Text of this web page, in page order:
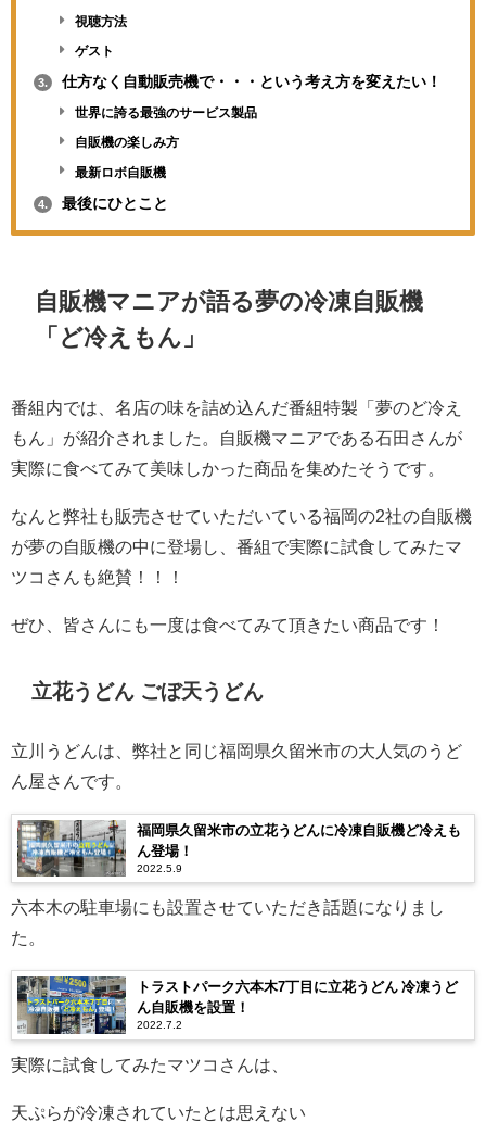
視聴方法
ゲスト
3. 仕方なく自動販売機で・・・という考え方を変えたい！
世界に誇る最強のサービス製品
自販機の楽しみ方
最新ロボ自販機
4. 最後にひとこと
自販機マニアが語る夢の冷凍自販機
「ど冷えもん」
番組内では、名店の味を詰め込んだ番組特製「夢のど冷え
もん」が紹介されました。自販機マニアである石田さんが
実際に食べてみて美味しかった商品を集めたそうです。
なんと弊社も販売させていただいている福岡の2社の自販機
が夢の自販機の中に登場し、番組で実際に試食してみたマ
ツコさんも絶賛！！！
ぜひ、皆さんにも一度は食べてみて頂きたい商品です！
立花うどん ごぼ天うどん
立川うどんは、弊社と同じ福岡県久留米市の大人気のうど
ん屋さんです。
福岡県久留米市の立花うどんに冷凍自販機ど冷えも
ん登場！
2022.5.9
六本木の駐車場にも設置させていただき話題になりまし
た。
トラストパーク六本木7丁目に立花うどん 冷凍うど
ん自販機を設置！
2022.7.2
実際に試食してみたマツコさんは、
天ぷらが冷凍されていたとは思えない